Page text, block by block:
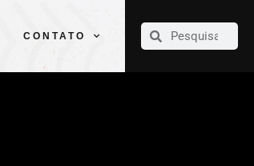
CONTATO